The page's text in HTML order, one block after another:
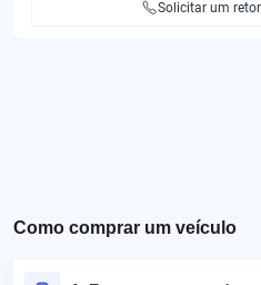
Solicitar um
Como comprar um veículo